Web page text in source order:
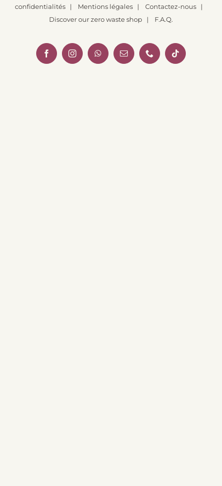
confidentialités | Mentions légales | Contactez-nous |
Discover our zero waste shop | F.A.Q.
FacebookInstagramWhatsAppEmail TéléphoneTiktok